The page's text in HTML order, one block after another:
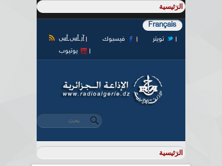
Français
آر أس أس فيسبوك
تويتر
يوتيوب
استمارة البحث
‏بحث ‏